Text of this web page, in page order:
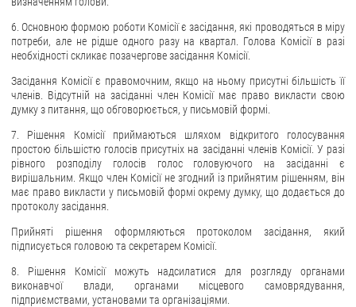
6. Основною формою роботи Комісії є засідання, які проводяться в міру
потреби, але не рідше одного разу на квартал. Голова Комісії в разі
необхідності скликає позачергове засідання Комісії.
Засідання Комісії є правомочним, якщо на ньому присутні більшість її
членів. Відсутній на засіданні член Комісії має право викласти свою
думку з питання, що обговорюється, у письмовій формі.
7. Рішення Комісії приймаються шляхом відкритого голосування
простою більшістю голосів присутніх на засіданні членів Комісії. У разі
рівного розподілу голосів голос головуючого на засіданні є
вирішальним. Якщо член Комісії не згодний із прийнятим рішенням, він
має право викласти у письмовій формі окрему думку, що додається до
протоколу засідання.
Прийняті рішення оформляються протоколом засідання, який
підписується головою та секретарем Комісії.
8. Рішення Комісії можуть надсилатися для розгляду органами
виконавчої влади, органами місцевого самоврядування,
підприємствами, установами та організаціями.